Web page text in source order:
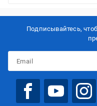
Подписывайтесь,